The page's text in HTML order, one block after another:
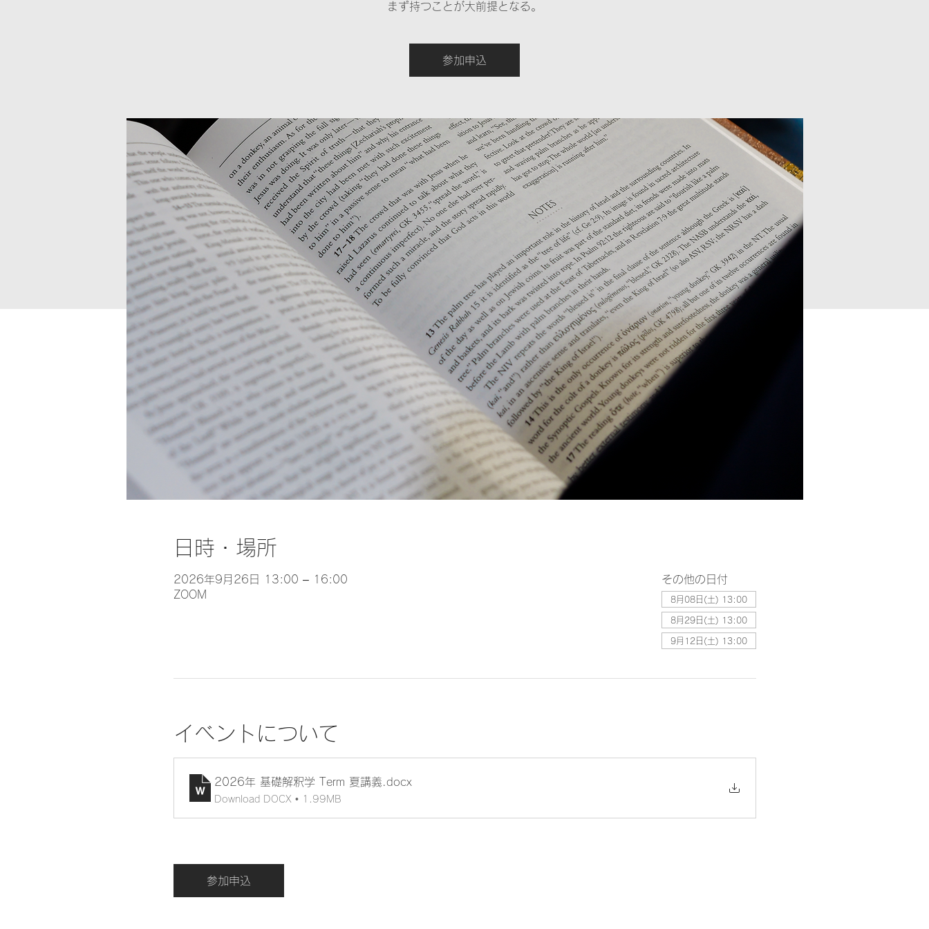
まず持つことが大前提となる。
参加申込
日時・場所
2026年9月26日 13:00 – 16:00
ZOOM
その他の日付
8月08日(土) 13:00
8月29日(土) 13:00
9月12日(土) 13:00
イベントについて
2026年 基礎解釈学 Term 夏講義 .docx
Download DOCX • 1.99MB
参加申込